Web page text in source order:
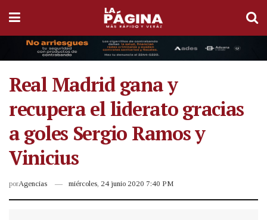
Real Madrid gana y
recupera el liderato gracias
a goles Sergio Ramos y
Vinicius
porAgencias miércoles, 24 junio 2020 7:40 PM